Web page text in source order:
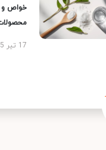
خواص و
محصولات
17 تیر 1405